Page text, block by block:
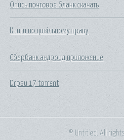
Опись почтовое бланк скачать
Книги по цивільному праву
Сбербанк андроид приложение
Drpsu 17 torrent
© Untitled. All